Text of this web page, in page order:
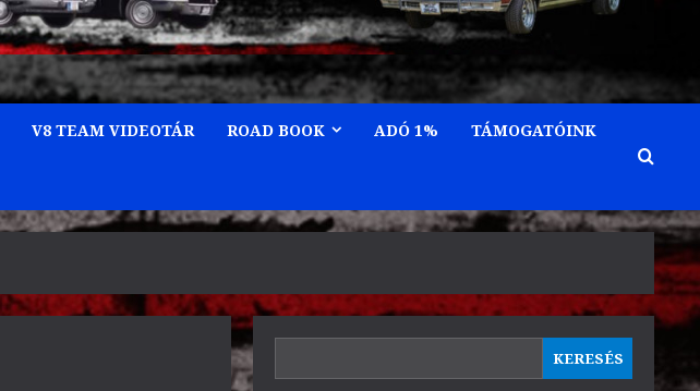
V8 TEAM VIDEOTÁR ROAD BOOK ADÓ 1% TÁMOGATÓINK
KERESÉS